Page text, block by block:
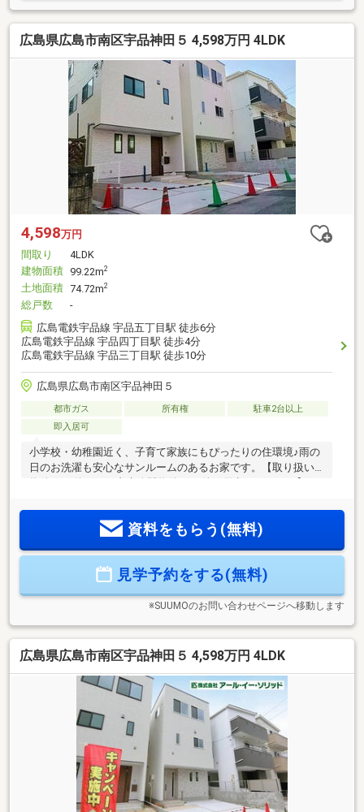
かもり宇品本店 徒歩2分(約140m)■ ご希望の住まい探しをお手
伝いします ━━━━━・・・物件の詳細・ご相談はお気軽に
お問い合わせください。
広島県広島市南区宇品神田５ 4,598万円 4LDK
4,598万円
間取り
4LDK
建物面積 99.22m2
土地面積 74.72m2
総戸数
-
広島電鉄宇品線 宇品五丁目駅 徒歩6分
広島電鉄宇品線 宇品四丁目駅 徒歩4分
広島電鉄宇品線 宇品三丁目駅 徒歩10分
広島県広島市南区宇品神田５
都市ガス 所有権
駐車2台以上
即入居可
小学校・幼稚園近く、子育て家族にもぴったりの住環境♪雨の
日のお洗濯も安心なサンルームのあるお家です。【取り扱い
https://www.nitto-f.com/〇広島市立宇品東小学校まで 徒歩3
分〇広島市立宇品中学校まで 徒歩14分〇谷の百合幼稚園ま
まで 徒歩5分〇宇品四丁目電停まで 徒歩4分
資料をもらう(無料)
見学予約をする(無料)
※SUUMOのお問い合わせページへ移動します
広島県広島市南区宇品神田５ 4,598万円 4LDK